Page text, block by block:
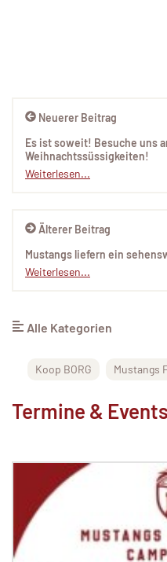
Älterer Beitrag
Mustangs liefern ein
Weiterlesen...
Neuerer Beitrag
Es ist soweit! Besuche uns
Weihnachtssüssigkeiten!
Weiterlesen...
Alle Kategorien
Koop BORG Mustangs
Termine & Events